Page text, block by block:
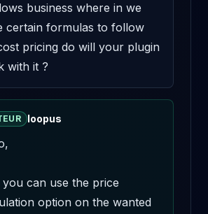
business where in we
certain formulas to follow
pricing do will your plugin
with it ?
loopus
you can use the price
option on the wanted